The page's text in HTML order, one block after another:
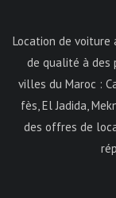
Location de voiture
de qualité à des
villes du Maroc :
fès, El Jadida,
des offres de